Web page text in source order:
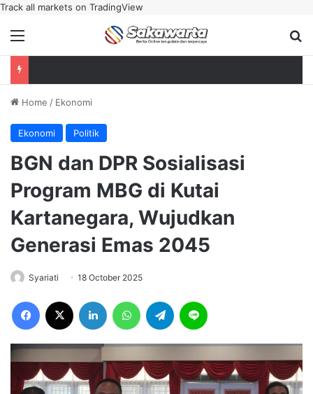
Track all markets on TradingView
Menu
Home / Ekonomi
Ekonomi Politik
‎BGN dan DPR Sosialisasi
Program MBG di Kutai
Kartanegara, Wujudkan
Generasi Emas 2045
Syariati 18 October 2025
Facebook LinkedIn WhatsAppTelegram